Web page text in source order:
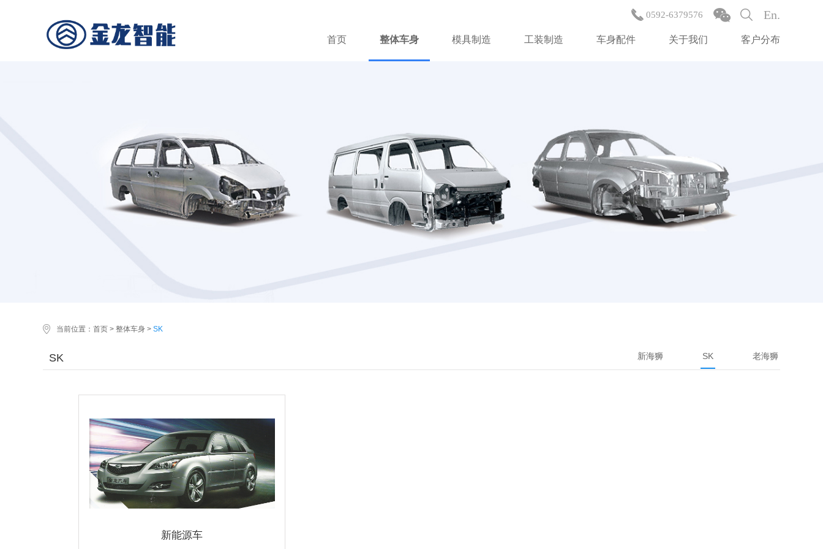
0592-6379576 En.
首页 整体车身 模具制造 工装制造 车身配件 关于我们 客户分布
当前位置： 首页 > 整体车身 > SK
SK 新海狮 SK 老海狮
新能源车